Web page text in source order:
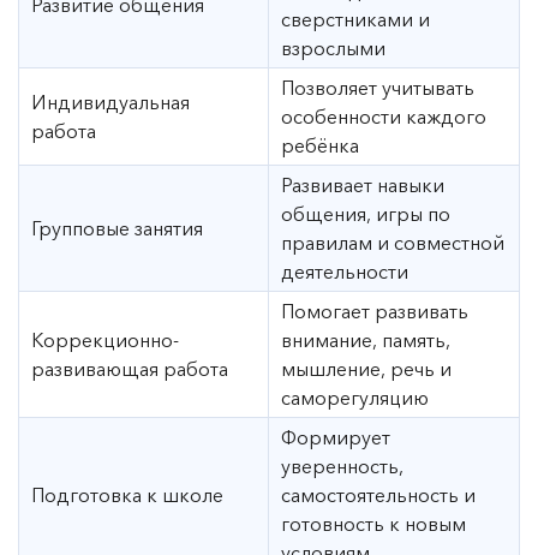
сверстниками и
взрослыми
Индивидуальная
работа
Позволяет учитывать
особенности каждого
ребёнка
Групповые занятия
Развивает навыки
общения, игры по
правилам и совместной
деятельности
Коррекционно-
развивающая работа
Помогает развивать
внимание, память,
мышление, речь и
саморегуляцию
Подготовка к школе
Формирует
уверенность,
самостоятельность и
готовность к новым